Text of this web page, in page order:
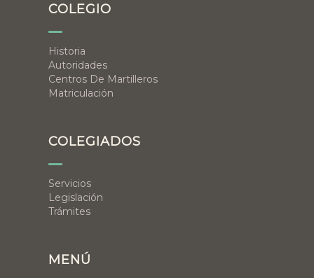
COLEGIO
Historia
Autoridades
Centros De Martilleros
Matriculación
COLEGIADOS
Servicios
Legislación
Trámites
MENÚ